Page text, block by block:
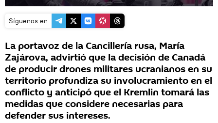
Síguenos en
La portavoz de la Cancillería rusa, María
Zajárova, advirtió que la decisión de Canadá
de producir drones militares ucranianos en su
territorio profundiza su involucramiento en el
conflicto y anticipó que el Kremlin tomará las
medidas que considere necesarias para
defender sus intereses.